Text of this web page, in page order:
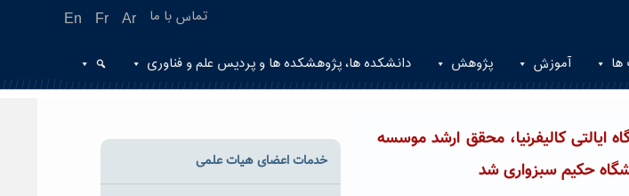
En Fr Ar تماس با ما
ها آموزش پژوهش دانشکده ها، پژوهشکده ها و پردیس علم و فناوری
کالیفرنیا، محقق ارشد موسسه
حکیم سبزواری شد
خدمات اعضای هیات علمی